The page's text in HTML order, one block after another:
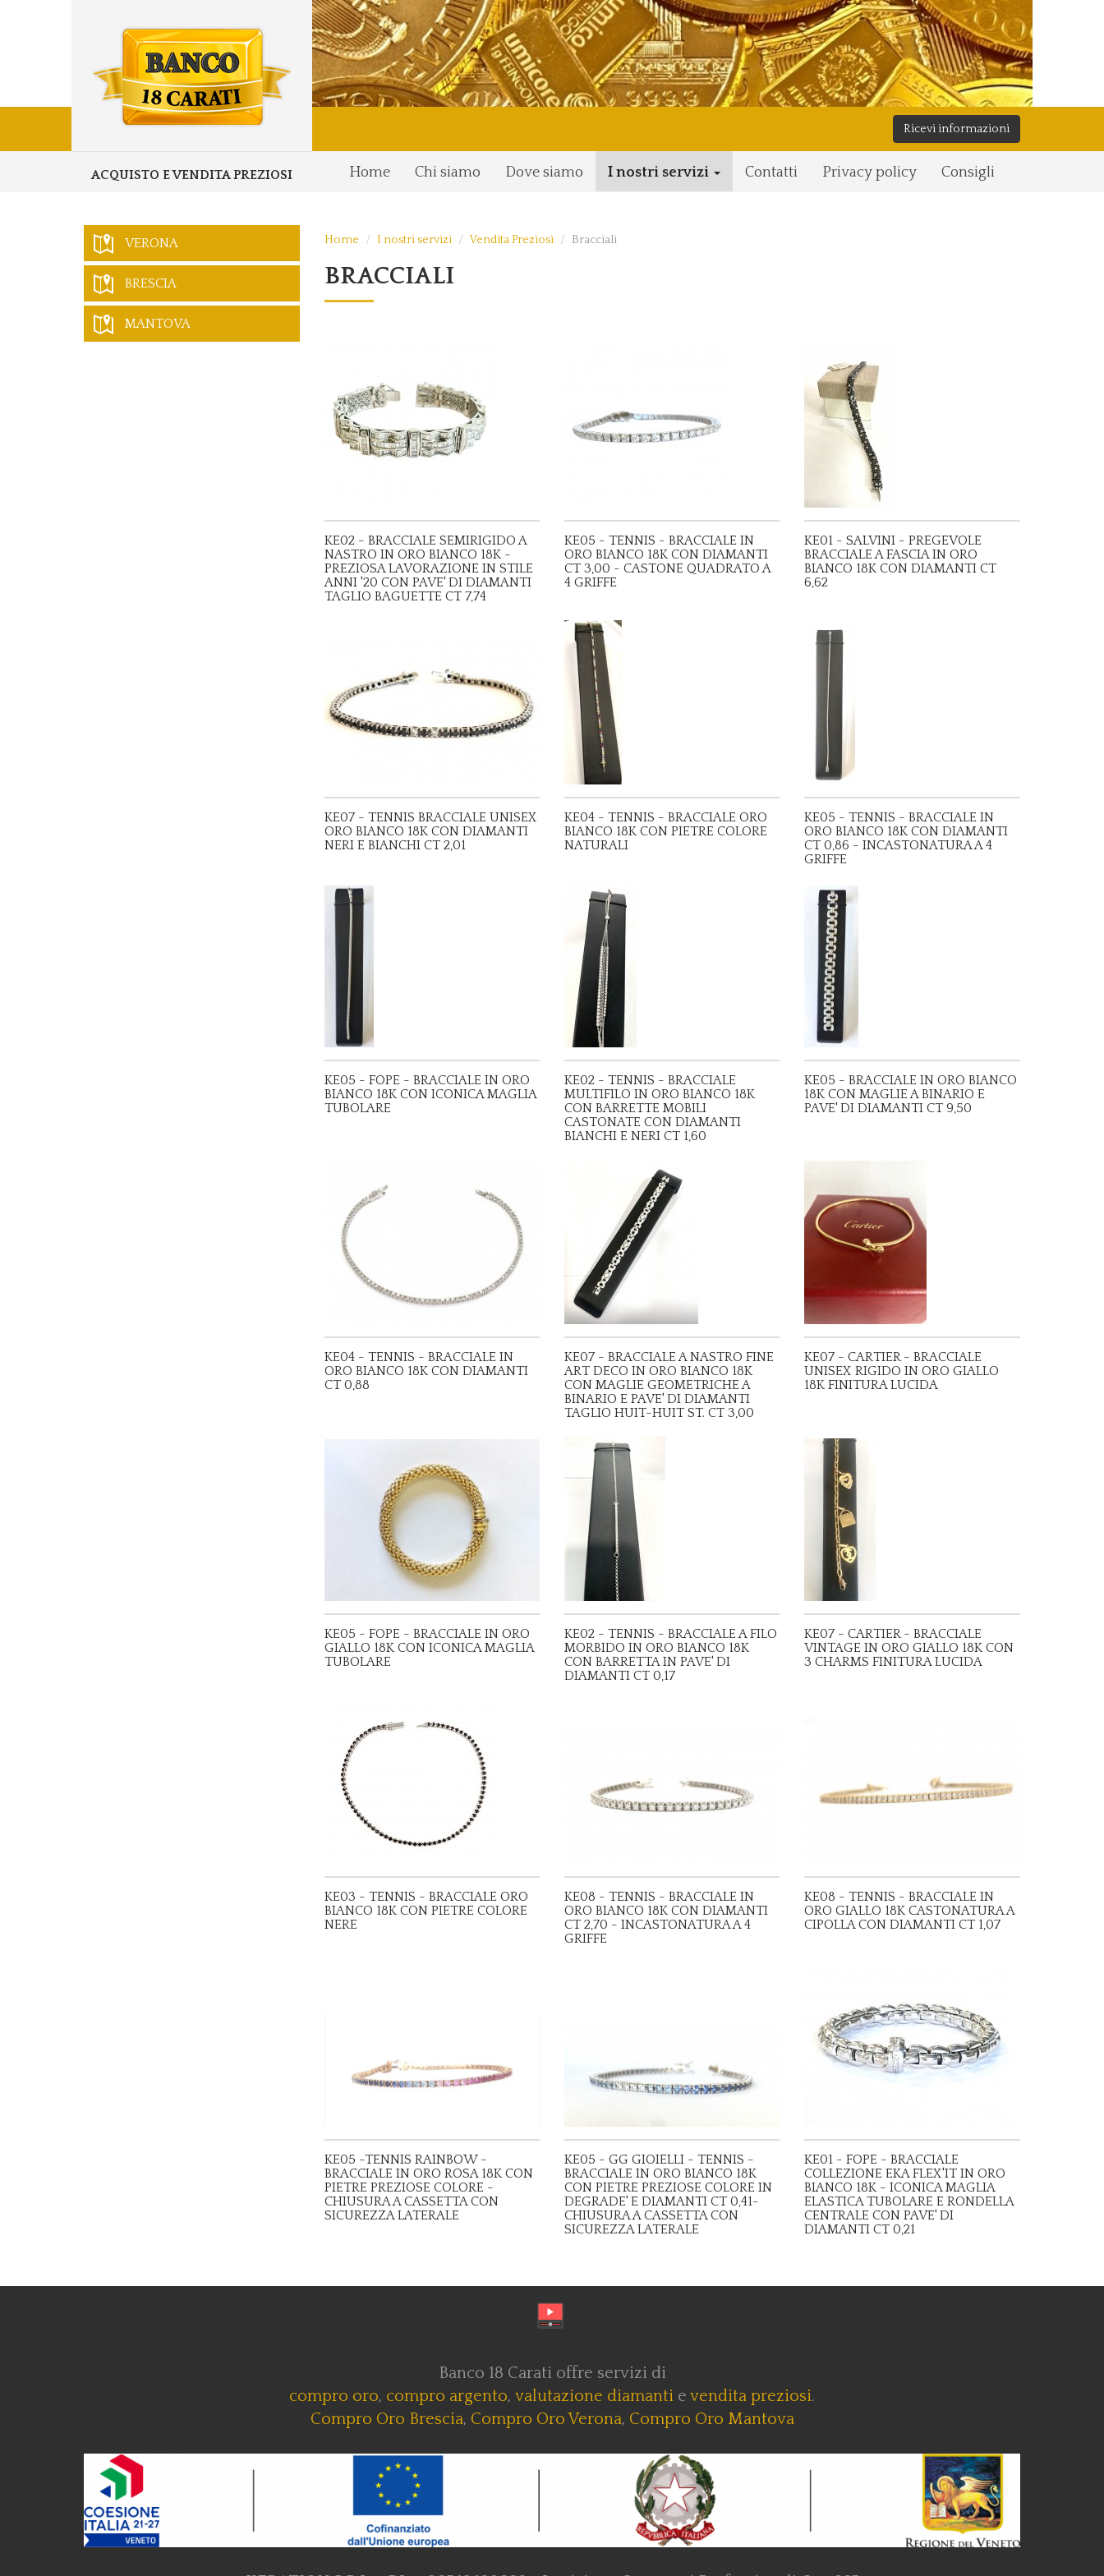
Ricevi informazioni
ACQUISTO E VENDITA PREZIOSI Home Chi siamo Dove siamo I nostri servizi Contatti Privacy policy Consigli
Home I nostri servizi Vendita Preziosi Bracciali
BRACCIALI
KE02 - BRACCIALE SEMIRIGIDO A
NASTRO IN ORO BIANCO 18K -
PREZIOSA LAVORAZIONE IN STILE
ANNI '20 CON PAVE' DI DIAMANTI
TAGLIO BAGUETTE CT 7,74
KE05 - TENNIS - BRACCIALE IN
ORO BIANCO 18K CON DIAMANTI
CT 3,00 - CASTONE QUADRATO A
4 GRIFFE
KE01 - SALVINI - PREGEVOLE
BRACCIALE A FASCIA IN ORO
BIANCO 18K CON DIAMANTI CT
6,62
KE07 - TENNIS BRACCIALE UNISEX
ORO BIANCO 18K CON DIAMANTI
NERI E BIANCHI CT 2,01
KE04 - TENNIS - BRACCIALE ORO
BIANCO 18K CON PIETRE COLORE
NATURALI
KE05 - TENNIS - BRACCIALE IN
ORO BIANCO 18K CON DIAMANTI
CT 0,86 - INCASTONATURA A 4
GRIFFE
KE05 - FOPE - BRACCIALE IN ORO
BIANCO 18K CON ICONICA MAGLIA
TUBOLARE
KE02 - TENNIS - BRACCIALE
MULTIFILO IN ORO BIANCO 18K
CON BARRETTE MOBILI
CASTONATE CON DIAMANTI
BIANCHI E NERI CT 1,60
KE05 - BRACCIALE IN ORO BIANCO
18K CON MAGLIE A BINARIO E
PAVE' DI DIAMANTI CT 9,50
KE04 - TENNIS - BRACCIALE IN
ORO BIANCO 18K CON DIAMANTI
CT 0,88
KE07 - BRACCIALE A NASTRO FINE
ART DECO IN ORO BIANCO 18K
CON MAGLIE GEOMETRICHE A
BINARIO E PAVE' DI DIAMANTI
TAGLIO HUIT-HUIT ST. CT 3,00
KE07 - CARTIER - BRACCIALE
UNISEX RIGIDO IN ORO GIALLO
18K FINITURA LUCIDA
KE05 - FOPE - BRACCIALE IN ORO
GIALLO 18K CON ICONICA MAGLIA
TUBOLARE
KE02 - TENNIS - BRACCIALE A FILO
MORBIDO IN ORO BIANCO 18K
CON BARRETTA IN PAVE' DI
DIAMANTI CT 0,17
KE07 - CARTIER - BRACCIALE
VINTAGE IN ORO GIALLO 18K CON
3 CHARMS FINITURA LUCIDA
KE03 - TENNIS - BRACCIALE ORO
BIANCO 18K CON PIETRE COLORE
NERE
KE08 - TENNIS - BRACCIALE IN
ORO BIANCO 18K CON DIAMANTI
CT 2,70 - INCASTONATURA A 4
GRIFFE
KE08 - TENNIS - BRACCIALE IN
ORO GIALLO 18K CASTONATURA A
CIPOLLA CON DIAMANTI CT 1,07
KE05 -TENNIS RAINBOW -
BRACCIALE IN ORO ROSA 18K CON
PIETRE PREZIOSE COLORE -
CHIUSURA A CASSETTA CON
SICUREZZA LATERALE
KE05 - GG GIOIELLI - TENNIS -
BRACCIALE IN ORO BIANCO 18K
CON PIETRE PREZIOSE COLORE IN
DEGRADE' E DIAMANTI CT 0,41-
CHIUSURA A CASSETTA CON
SICUREZZA LATERALE
KE01 - FOPE - BRACCIALE
COLLEZIONE EKA FLEX'IT IN ORO
BIANCO 18K - ICONICA MAGLIA
ELASTICA TUBOLARE E RONDELLA
CENTRALE CON PAVE' DI
DIAMANTI CT 0,21
VERONA
BRESCIA
MANTOVA
Banco 18 Carati offre servizi di
compro oro, compro argento, valutazione diamanti e vendita preziosi.
Compro Oro Brescia, Compro Oro Verona, Compro Oro Mantova